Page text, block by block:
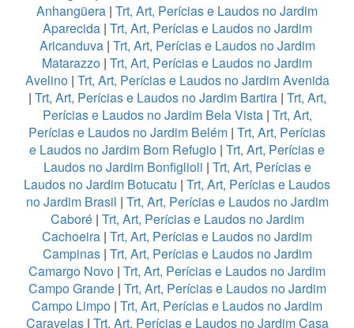
Anhangüera | Trt, Art, Perícias e Laudos no Jardim
Aparecida| Trt, Art, Perícias e Laudos no Jardim
Aricanduva| Trt, Art, Perícias e Laudos no Jardim
Matarazzo | Trt, Art, Perícias e Laudos no Jardim
Avelino| Trt, Art, Perícias e Laudos no Jardim Avenida
| Trt, Art, Perícias e Laudos no Jardim Bartira| Trt, Art,
Perícias e Laudos no Jardim Bela Vista| Trt, Art,
Perícias e Laudos no Jardim Belém | Trt, Art, Perícias
e Laudos no Jardim Bom Refugio | Trt, Art, Perícias e
Laudos no Jardim Bonfiglioli | Trt, Art, Perícias e
Laudos no Jardim Botucatu | Trt, Art, Perícias e Laudos
no Jardim Brasil | Trt, Art, Perícias e Laudos no Jardim
Caboré| Trt, Art, Perícias e Laudos no Jardim
Cachoeira | Trt, Art, Perícias e Laudos no Jardim
Campinas| Trt, Art, Perícias e Laudos no Jardim
Camargo Novo | Trt, Art, Perícias e Laudos no Jardim
Campo Grande| Trt, Art, Perícias e Laudos no Jardim
Campo Limpo | Trt, Art, Perícias e Laudos no Jardim
Caravelas| Trt, Art, Perícias e Laudos no Jardim Casa